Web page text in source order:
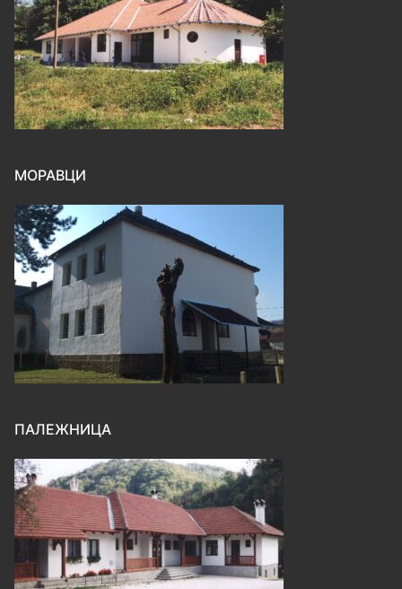
МОРАВЦИ
ПАЛЕЖНИЦА